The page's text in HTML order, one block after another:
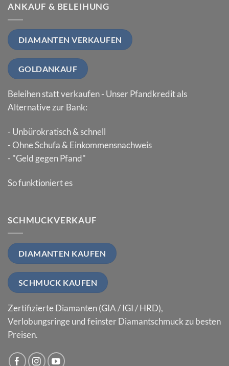
ANKAUF & BELEIHUNG
DIAMANTEN VERKAUFEN
GOLDANKAUF
Beleihen statt verkaufen - Unser Pfandkredit als
Alternative zur Bank:
- Unbürokratisch & schnell
- Ohne Schufa & Einkommensnachweis
- "Geld gegen Pfand"
So funktioniert es
SCHMUCKVERKAUF
DIAMANTEN KAUFEN
SCHMUCK KAUFEN
Zertifizierte Diamanten (GIA / IGI / HRD),
Verlobungsringe und feinster Diamantschmuck zu besten
Preisen.